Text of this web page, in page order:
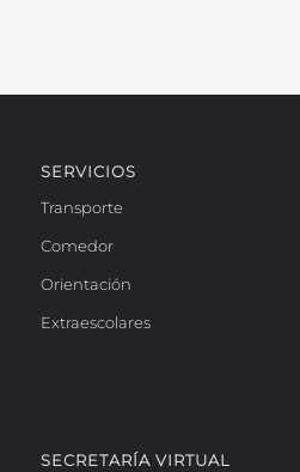
SERVICIOS
Transporte
Comedor
Orientación
Extraescolares
SECRETARÍA VIRTUAL